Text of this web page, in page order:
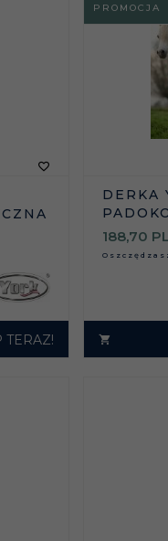
TERAZ!
PROMOCJA
DERKA
188,70